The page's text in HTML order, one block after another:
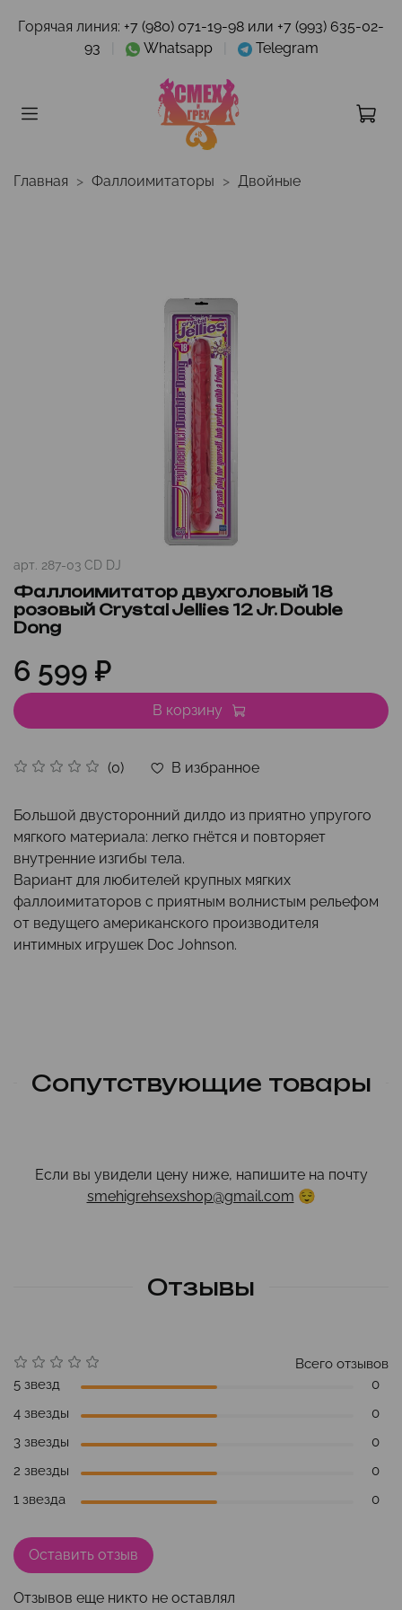
Горячая линия: +7 (980) 071-19-98 или +7 (993) 635-02-
93
Whatsapp Telegram
Главная Фаллоимитаторы Двойные
арт. 287-03 CD DJ
Фаллоимитатор двухголовый 18
розовый Crystal Jellies 12 Jr. Double
Dong
(0) В избранное
6 599 ₽
В корзину
Большой двусторонний дилдо из приятно упругого
мягкого материала: легко гнётся и повторяет
внутренние изгибы тела.
Вариант для любителей крупных мягких
фаллоимитаторов с приятным волнистым рельефом
от ведущего американского производителя
интимных игрушек Doc Johnson.
Сопутствующие товары
Если вы увидели цену ниже, напишите на почту
smehigrehsexshop@gmail.com 😌
Отзывы
Отзывов еще никто не оставлял
Всего отзывов
5 звезд
0
4 звезды
0
3 звезды
0
2 звезды
0
1 звезда
0
Оставить отзыв